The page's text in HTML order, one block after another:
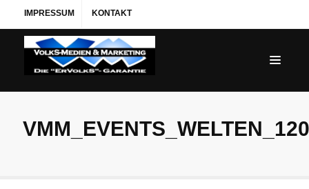
IMPRESSUM KONTAKT